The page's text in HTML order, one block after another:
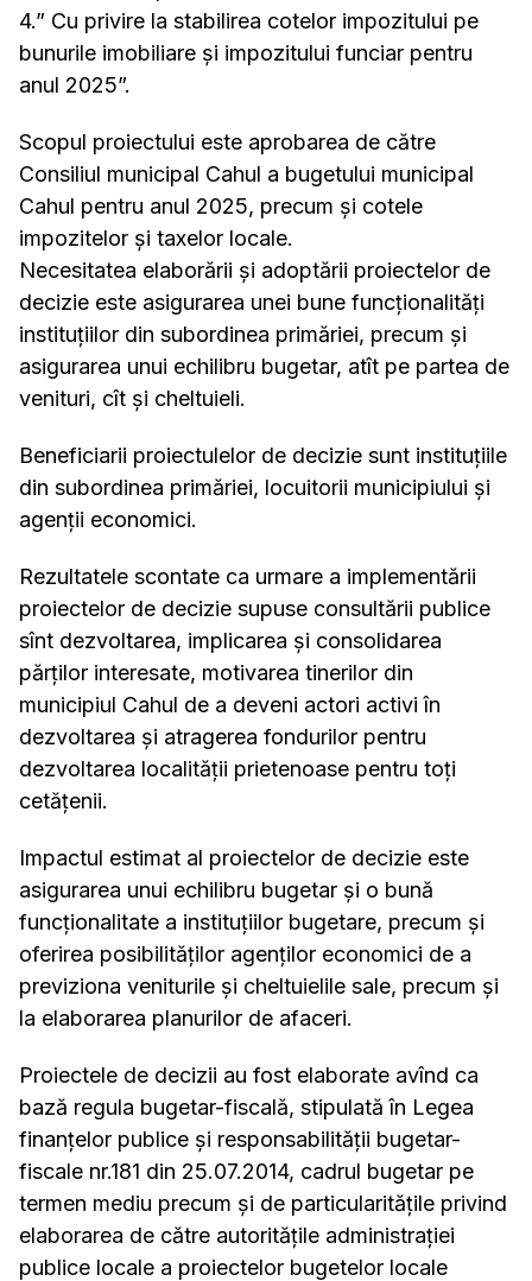
4.” Cu privire la stabilirea cotelor impozitului pe
bunurile imobiliare și impozitului funciar pentru
anul 2025”.
Scopul proiectului este aprobarea de către
Consiliul municipal Cahul a bugetului municipal
Cahul pentru anul 2025, precum și cotele
impozitelor și taxelor locale.
Necesitatea elaborării și adoptării proiectelor de
decizie este asigurarea unei bune funcționalități
instituțiilor din subordinea primăriei, precum și
asigurarea unui echilibru bugetar, atît pe partea de
venituri, cît și cheltuieli.
Beneficiarii proiectulelor de decizie sunt instituțiile
din subordinea primăriei, locuitorii municipiului și
agenții economici.
Rezultatele scontate ca urmare a implementării
proiectelor de decizie supuse consultării publice
sînt dezvoltarea, implicarea și consolidarea
părților interesate, motivarea tinerilor din
municipiul Cahul de a deveni actori activi în
dezvoltarea și atragerea fondurilor pentru
dezvoltarea localității prietenoase pentru toți
cetățenii.
Impactul estimat al proiectelor de decizie este
asigurarea unui echilibru bugetar și o bună
funcționalitate a instituțiilor bugetare, precum și
oferirea posibilităților agenților economici de a
previziona veniturile și cheltuielile sale, precum și
la elaborarea planurilor de afaceri.
Proiectele de decizii au fost elaborate avînd ca
bază regula bugetar-fiscală, stipulată în Legea
finanțelor publice și responsabilității bugetar-
fiscale nr.181 din 25.07.2014, cadrul bugetar pe
termen mediu precum și de particularitățile privind
elaborarea de către autoritățile administrației
publice locale a proiectelor bugetelor locale